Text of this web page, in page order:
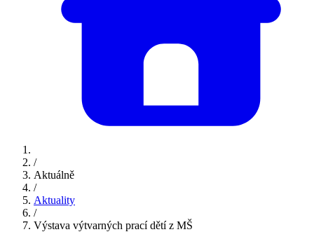
/
Aktuálně
/
Aktuality
/
Výstava výtvarných prací dětí z MŠ